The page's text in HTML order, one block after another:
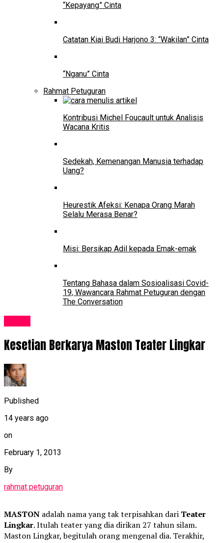
“Kepayang” Cinta
Catatan Kiai Budi Harjono 3: “Wakilan” Cinta
“Nganu” Cinta
Rahmat Petuguran
Kontribusi Michel Foucault untuk Analisis
Wacana Kritis
Sedekah, Kemenangan Manusia terhadap
Uang?
Heurestik Afeksi: Kenapa Orang Marah
Selalu Merasa Benar?
Misi: Bersikap Adil kepada Emak-emak
Tentang Bahasa dalam Sosioalisasi Covid-
19, Wawancara Rahmat Petuguran dengan
The Conversation
Kesetian Berkarya Maston Teater Lingkar
Published
14 years ago
on
February 1, 2013
By
rahmat petuguran
MASTON adalah nama yang tak terpisahkan dari Teater
Lingkar. Itulah teater yang dia dirikan 27 tahun silam.
Maston Lingkar, begitulah orang mengenal dia. Terakhir,